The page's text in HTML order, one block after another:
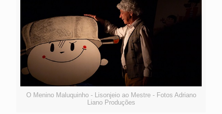
O Menino Maluquinho - Lisonjeio ao Mestre - Fotos Adriano
Liano Produções